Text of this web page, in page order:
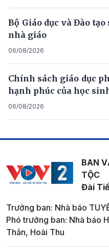
Bộ Giáo dục và Đào
nhà giáo
06/08/2026
Chính sách giáo dục
hạnh phúc của học
06/08/2026
BAN
TỘC
Đài
Trưởng ban: Nhà báo
Phó trưởng ban: Nhà báo
Thân, Hoài Thu